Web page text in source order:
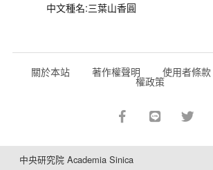
中文種名:三葉山香圓
關於本站 著作權聲明 使用者條
權政策
中央研究院 Academia Sinica